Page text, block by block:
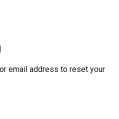
email address to reset your